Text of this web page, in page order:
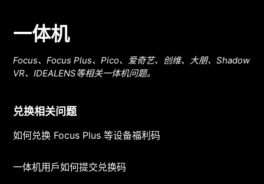
一体机
Focus、Focus Plus、Pico、爱奇艺、创维、大朋、Shadow
VR、IDEALENS等相关一体机问题。
兑换相关问题
如何兑换 Focus Plus 等设备福利码
一体机用戶如何提交兑换码